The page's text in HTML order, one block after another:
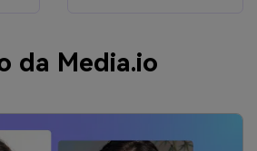
da Media.io